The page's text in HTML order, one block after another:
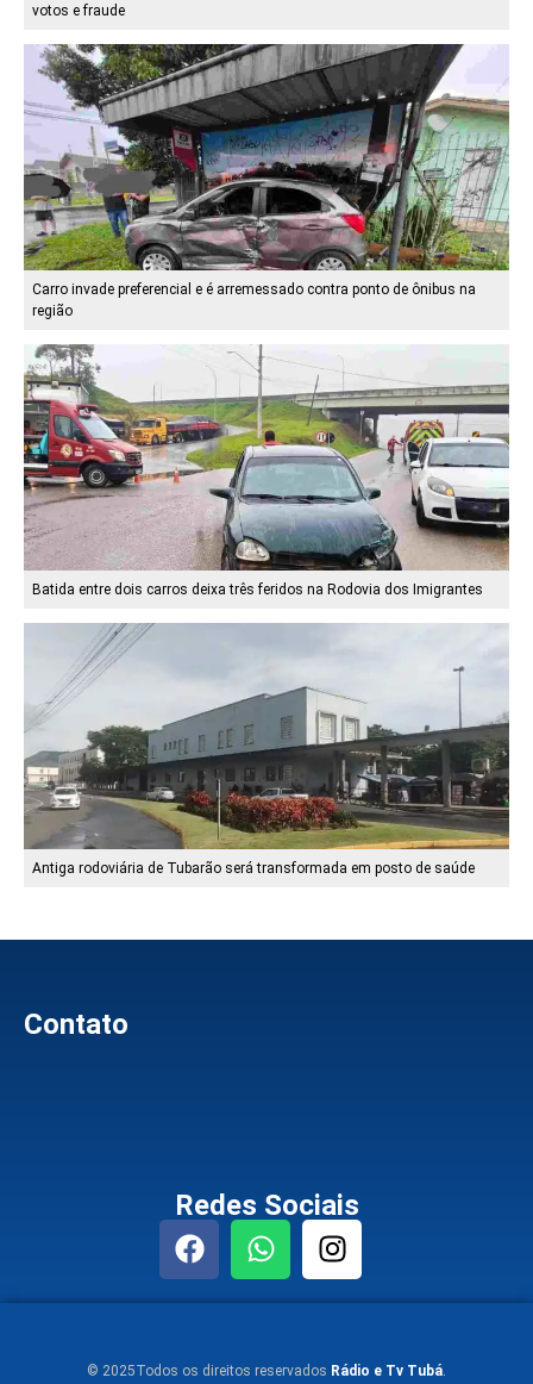
votos e fraude
Carro invade preferencial e é arremessado contra ponto de ônibus na
região
Batida entre dois carros deixa três feridos na Rodovia dos Imigrantes
Antiga rodoviária de Tubarão será transformada em posto de saúde
Contato
Redes Sociais
© 2025Todos os direitos reservados Rádio e Tv Tubá.